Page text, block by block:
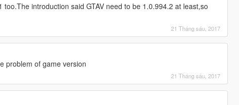
too.The introduction said GTAV need to be 1.0.994.2 at least,so
21 Tháng sáu, 2017
problem of game version
21 Tháng sáu, 2017